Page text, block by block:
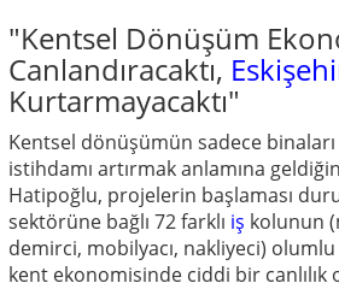
"Kentsel Dönüşüm
Canlandıracaktı,
Kurtarmayacaktı"
Kentsel dönüşümün sadece
istihdamı artırmak anlamına
Hatipoğlu, projelerin başlaması
sektörüne bağlı 72 farklı iş kolunun
demirci, mobilyacı, nakliyeci)
kent ekonomisinde ciddi bir canlılık